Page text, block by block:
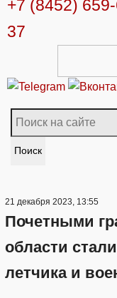
+7 (8452)
37
Поиск
21 декабря 2023, 13:55
Почетными
области
летчика и